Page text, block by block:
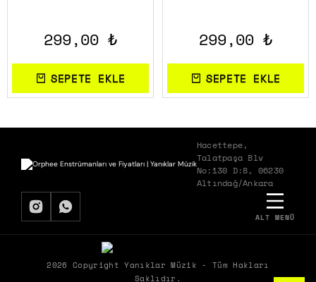
299,00 ₺
SEPETE EKLE
299,00 ₺
SEPETE EKLE
Hacettepe,
Talatpaşa Blv
No:130 D:8, 06230
Altındağ/Ankara
ALT MENÜ
BIZDEN HABERDAR OLMAK İSTER MISIN?
Biz Yanıklar Müzik olarak, müziğin gücüyle şirketlerin hem ekipleriyle
hem de müşterileriyle kurduğu etkileşimleri dönüştürerek ortaya
2026 Copyright Yanıklar Müzik - Tüm Hakları
Saklıdır.